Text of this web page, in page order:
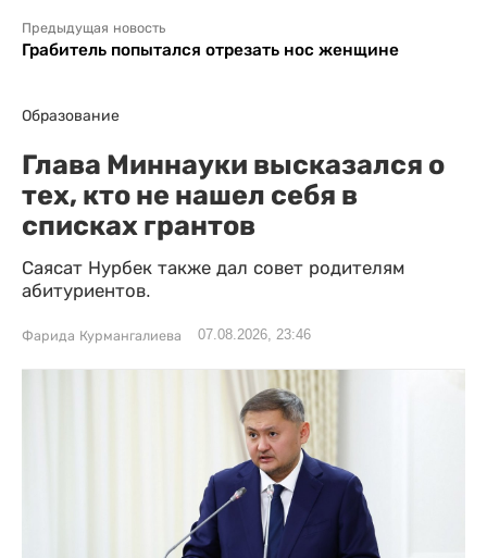
Предыдущая новость
Грабитель попытался отрезать нос женщине
Образование
Глава Миннауки высказался о
тех, кто не нашел себя в
списках грантов
Саясат Нурбек также дал совет родителям
абитуриентов.
Фарида Курмангалиева 07.08.2026, 23:46